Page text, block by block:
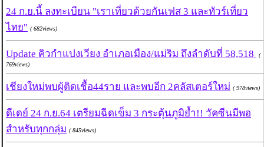
24 ก.ย.นี้ ลงทะเบียน "เราเที่ยวด้วยกันเฟส 3 และทัวร์เที่ยว
ไทย" ( 682views)
Update คิวกำแปงเวียง อำเภอเมือง/แม่ริม ถึงลำดับที่ 58,518
(
769views)
เชียงใหม่พบผู้ติดเชื้อ44ราย และพบอีก 2คลัสเตอร์ใหม่ ( 978views)
ดีเดย์ 24 ก.ย.64 เตรียมฉีดเข็ม 3 กระตุ้นภูมิย้ำ!! วัคซีนมีพอ
สำหรับทุกกลุ่ม ( 845views)